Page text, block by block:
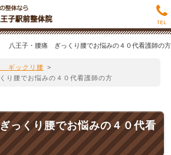
八王子・腰痛 ぎっくり腰でお悩みの４０代看護師の方
ギックリ腰 >
り腰でお悩みの４０代看護師の方
っくり腰でお悩みの４０代看
TEL